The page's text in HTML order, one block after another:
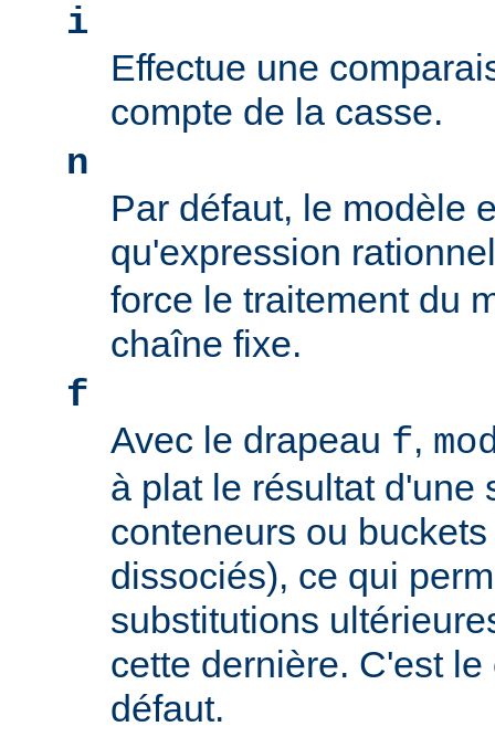
i
Effectue une
compte de la casse.
n
Par défaut, le modèle
qu'expression
force le traitement du
chaîne fixe.
f
Avec le drapeau f,
à plat le résultat d'une
conteneurs ou
dissociés), ce qui
substitutions
cette dernière. C'est
défaut.